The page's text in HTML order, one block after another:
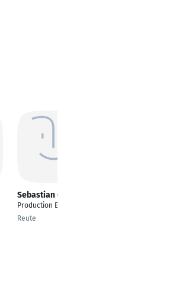
Sebastian Grün
Production Engineer
Reute